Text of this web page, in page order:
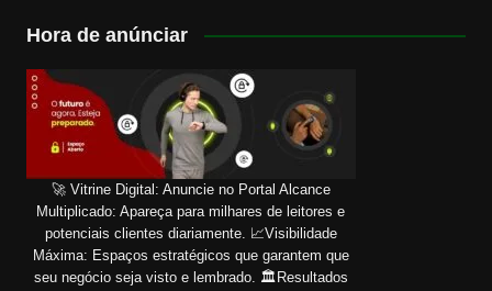
Hora de anúnciar
🚀 Vitrine Digital: Anuncie no Portal Alcance
Multiplicado: Apareça para milhares de leitores e
potenciais clientes diariamente. 📈Visibilidade
Máxima: Espaços estratégicos que garantem que
seu negócio seja visto e lembrado. 🏛️Resultados